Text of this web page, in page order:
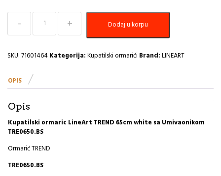
Ormarić
umivaonikom
TREND
white
količina
Dodaj u korpu
SKU:71601464Kategorija:Kupatilski ormarići Brand:LINEART
OPIS
Opis
Kupatilski ormaric LineArt TREND 65cm white sa Umivaonikom
TRE0650.BS
Ormarić TREND
TRE0650.BS